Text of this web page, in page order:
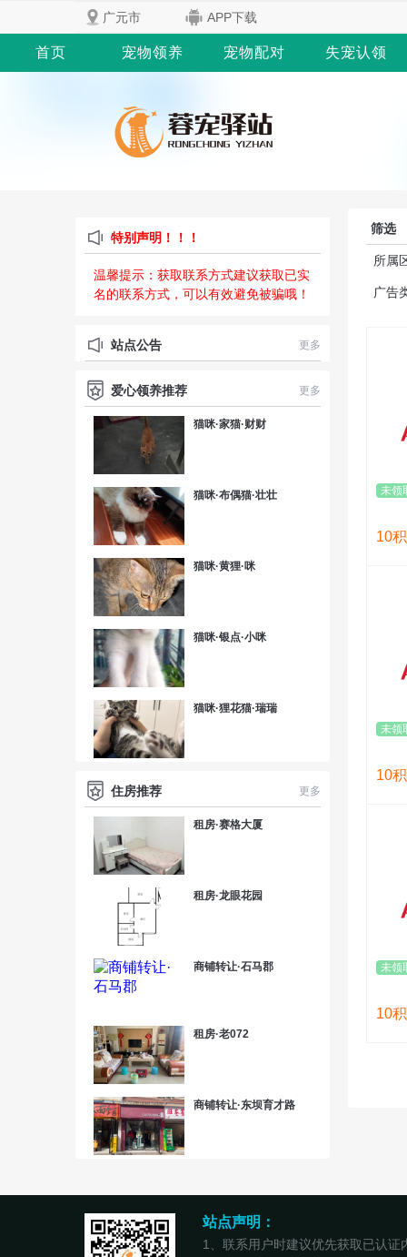
广元市 APP下载
首页 宠物领养 宠物配对 失宠认领
特别声明！！！
温馨提示：获取联系方式建议获取已实
名的联系方式，可以有效避免被骗哦！
站点公告 更多
爱心领养推荐 更多
猫咪·家猫·财财
猫咪·布偶猫·壮壮
猫咪·黄狸·咪
猫咪·银点·小咪
猫咪·狸花猫·瑞瑞
住房推荐 更多
租房·赛格大厦
租房·龙眼花园
商铺转让·石马郡
租房·老072
商铺转让·东坝育才路
筛选
所属
广告
未领
10
未领
10
未领
10
站点声明：
1、联系用户时建议优先获取已认